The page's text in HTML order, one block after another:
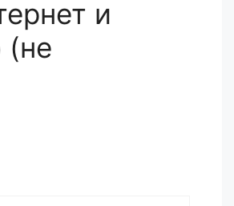
и
(не